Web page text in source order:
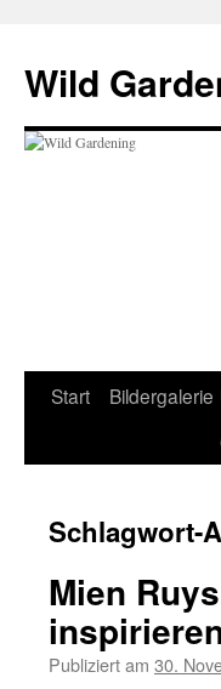
Wild
Zum
Start Bildergalerie
Schlagwort-
Mien
Publiziert am 30.